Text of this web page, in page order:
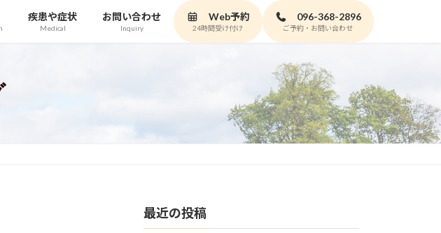
疾患や症状
Medical
お問い合わせ
Inquiry
Web予約
24時間受け付け
096-368-2896
ご予約・お問い合わせ
最近の投稿